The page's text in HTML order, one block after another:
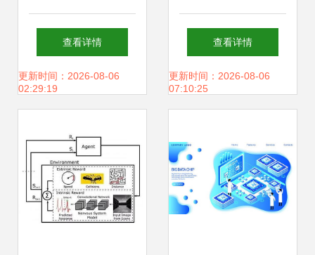
智能发展报告2017
框架下的人工智能
查看详情
更新时间：2026-08-06
02:29:19
撑 人工智能应用软
件发展带来的五
查看详情
更新时间：2026-08-06
07:10:25